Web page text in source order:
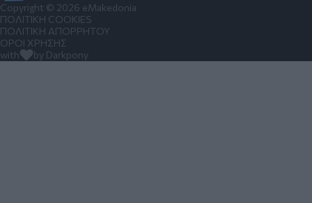
Copyright © 2026 eMakedonia
ΠΟΛΙΤΙΚΗ COOKIES
ΠΟΛΙΤΙΚΗ ΑΠΟΡΡΗΤΟΥ
ΟΡΟΙ ΧΡΗΣΗΣ
with
by Darkpony